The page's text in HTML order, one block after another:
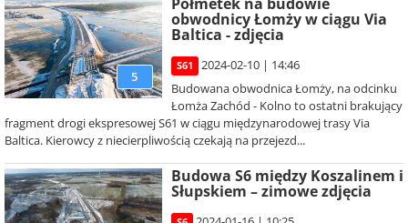
5
obwodnicy Łomży w ciągu Via
Baltica - zdjęcia
S61
2024-02-10 | 14:46
Budowana obwodnica Łomży, na odcinku
Łomża Zachód - Kolno to ostatni brakujący
fragment drogi ekspresowej S61 w ciągu międzynarodowej trasy Via
Baltica. Kierowcy z niecierpliwością czekają na przejezd...
Budowa S6 między Koszalinem i
Słupskiem – zimowe zdjęcia